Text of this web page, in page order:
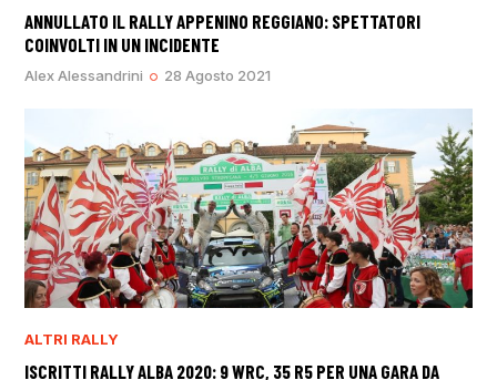
ANNULLATO IL RALLY APPENINO REGGIANO: SPETTATORI
COINVOLTI IN UN INCIDENTE
Alex Alessandrini 28 Agosto 2021
ALTRI RALLY
ISCRITTI RALLY ALBA 2020: 9 WRC, 35 R5 PER UNA GARA DA